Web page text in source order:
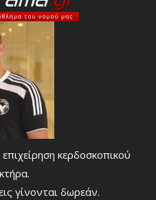
κερδοσκοπικού
γίνονται δωρεάν.